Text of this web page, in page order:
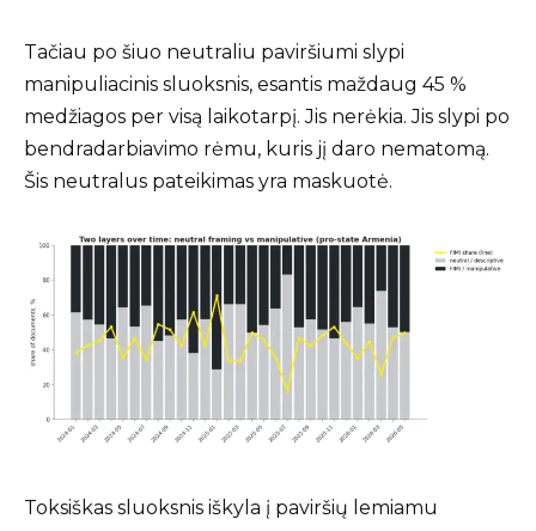
Tačiau po šiuo neutraliu paviršiumi slypi
manipuliacinis sluoksnis, esantis maždaug 45 %
medžiagos per visą laikotarpį. Jis nerėkia. Jis slypi po
bendradarbiavimo rėmu, kuris jį daro nematomą.
Šis neutralus pateikimas yra maskuotė.
Toksiškas sluoksnis iškyla į paviršių lemiamu